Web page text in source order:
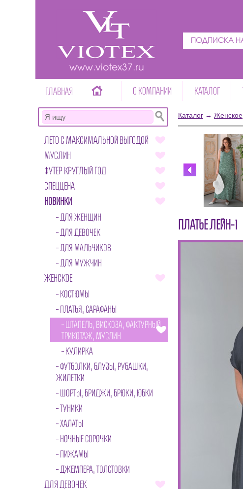
www.viotex37.ru
ПОДПИСКА
ГЛАВНАЯ О КОМПАНИИ КАТАЛОГ
ЛЕТО С МАКСИМАЛЬНОЙ ВЫГОДОЙ
МУСЛИН
ФУТЕР КРУГЛЫЙ ГОД
СПЕЦЦЕНА
НОВИНКИ
ДЛЯ ЖЕНЩИН
ДЛЯ ДЕВОЧЕК
ДЛЯ МАЛЬЧИКОВ
ДЛЯ МУЖЧИН
ЖЕНСКОЕ
КОСТЮМЫ
ПЛАТЬЯ, САРАФАНЫ
ШТАПЕЛЬ, ВИСКОЗА, ФАКТУРНЫЙ
ТРИКОТАЖ, МУСЛИН
КУЛИРКА
ФУТБОЛКИ, БЛУЗЫ, РУБАШКИ,
ЖИЛЕТКИ
ШОРТЫ, БРИДЖИ, БРЮКИ, ЮБКИ
ТУНИКИ
ХАЛАТЫ
НОЧНЫЕ СОРОЧКИ
ПИЖАМЫ
ДЖЕМПЕРА, ТОЛСТОВКИ
ДЛЯ ДЕВОЧЕК
Каталог → Женское
ПЛАТЬЕ ЛЕЙН-1